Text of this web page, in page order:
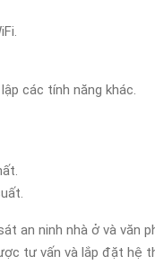
các tính năng khác.
an ninh nhà ở và văn
tư vấn và lắp đặt hệ